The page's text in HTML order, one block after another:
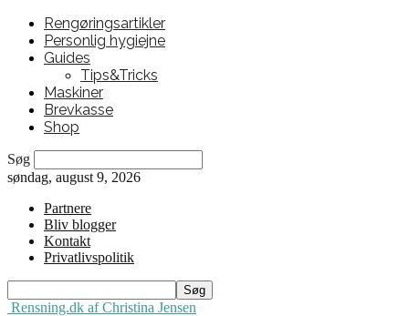
Rengøringsartikler
Personlig hygiejne
Guides
Tips&Tricks
Maskiner
Brevkasse
Shop
Søg
søndag, august 9, 2026
Partnere
Bliv blogger
Kontakt
Privatlivspolitik
Rensning.dk af Christina Jensen